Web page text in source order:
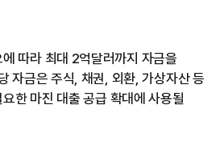
따라 최대 2억달러까지 자금을
자금은 주식, 채권, 외환, 가상자산 등
한 마진 대출 공급 확대에 사용될